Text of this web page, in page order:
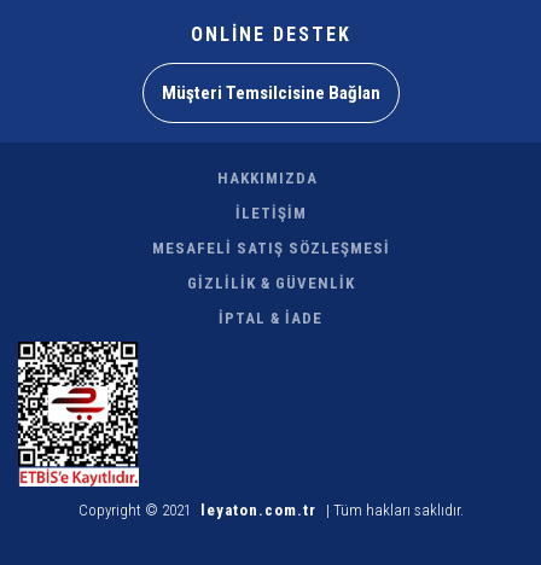
ONLİNE DESTEK
Müşteri Temsilcisine Bağlan
HAKKIMIZDA
İLETİŞİM
MESAFELİ SATIŞ SÖZLEŞMESİ
GİZLİLİK & GÜVENLİK
İPTAL & İADE
Copyright © 2021 leyaton.com.tr | Tüm hakları saklıdır.